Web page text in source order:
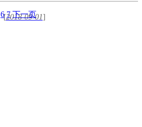
[2018-09-01]
6 7 下一页